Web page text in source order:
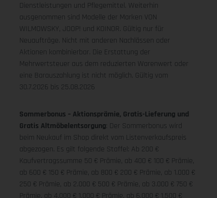
Dienstleistungen und Pflegemittel. Weiterhin
ausgenommen sind Modelle der Marken VON
WILMOWSKY, JOOP! und KOINOR. Gültig nur für
Neuaufträge. Nicht mit anderen Nachlässen oder
Aktionen kombinierbar. Die Erstattung der
Mehrwertsteuer aus dem reduzierten Warenwert oder
eine Barauszahlung ist nicht möglich. Gültig vom
30.7.2026 bis 25.08.2026
Sommerbonus – Aktionsprämie, Gratis-Lieferung und
Gratis Altmöbelentsorgung: Der Sommerbonus wird
beim Neukauf im Shop direkt vom Listenverkaufspreis
abgezogen. Es gilt folgende Staffel: Ab 200 €
Kaufvertragssumme 50 € Prämie, ab 400 € 100 € Prämie,
ab 600 € 150 € Prämie, ab 800 € 200 € Prämie, ab 1.000 €
250 € Prämie, ab 2.000 € 500 € Prämie, ab 3.000 € 750 €
Prämie, ab 4.000 € 1.000 € Prämie, ab 6.000 € 1.500 €